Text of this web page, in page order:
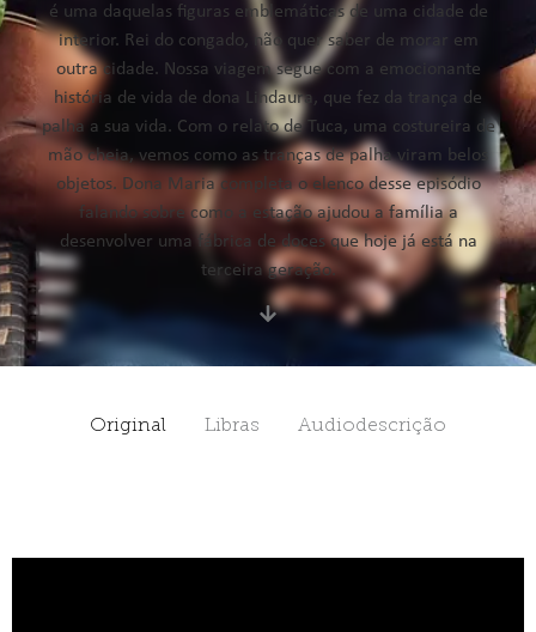
é uma daquelas figuras emblemáticas de uma cidade de
interior. Rei do congado, não quer saber de morar em
outra cidade. Nossa viagem segue com a emocionante
história de vida de dona Lindaura, que fez da trança de
palha a sua vida. Com o relato de Tuca, uma costureira de
mão cheia, vemos como as tranças de palha viram belos
objetos. Dona Maria completa o elenco desse episódio
falando sobre como a estação ajudou a família a
desenvolver uma fábrica de doces que hoje já está na
terceira geração.
Original Libras Audiodescrição